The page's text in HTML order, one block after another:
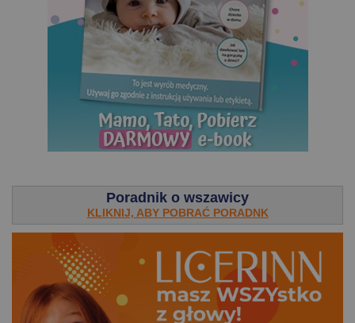
Poradnik o wszawicy
KLIKNIJ, ABY POBRAĆ PORADNK